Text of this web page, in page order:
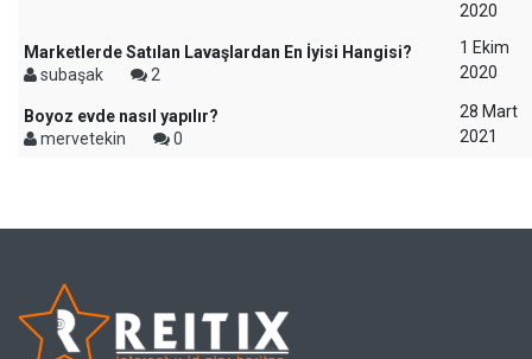
2020
Marketlerde Satılan Lavaşlardan En İyisi Hangisi?
subaşak
2
1 Ekim
2020
Boyoz evde nasıl yapılır?
mervetekin
0
28 Mart
2021